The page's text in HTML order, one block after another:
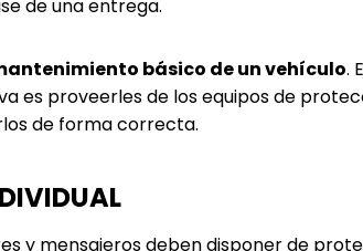
de una entrega.
básico de un vehículo.
es proveerles de los equipos de
de forma correcta.
y mensajeros deben disponer de